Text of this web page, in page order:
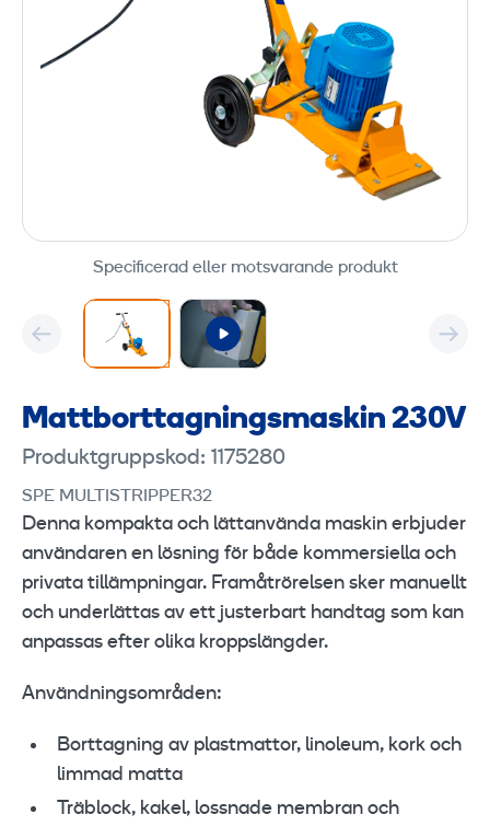
Specificerad eller motsvarande produkt
Mattborttagningsmaskin 230V
Produktgruppskod: 1175280
SPE MULTISTRIPPER32
Denna kompakta och lättanvända maskin erbjuder
användaren en lösning för både kommersiella och
privata tillämpningar. Framåtrörelsen sker manuellt
och underlättas av ett justerbart handtag som kan
anpassas efter olika kroppslängder.
Användningsområden:
Borttagning av plastmattor, linoleum, kork och
limmad matta
Träblock, kakel, lossnade membran och